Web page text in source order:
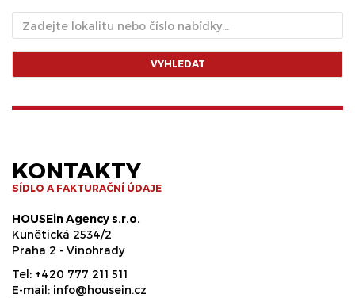
VYHLEDAT
KONTAKTY
SÍDLO A FAKTURAČNÍ ÚDAJE
HOUSEin Agency s.r.o.
Kunětická 2534/2
Praha 2 - Vinohrady
Tel: +420 777 211 511
E-mail: info@housein.cz